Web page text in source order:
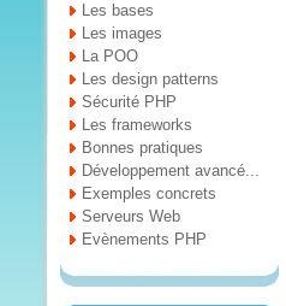
Les bases
Les images
La POO
Les design patterns
Sécurité PHP
Les frameworks
Bonnes pratiques
Développement avancé...
Exemples concrets
Serveurs Web
Evènements PHP